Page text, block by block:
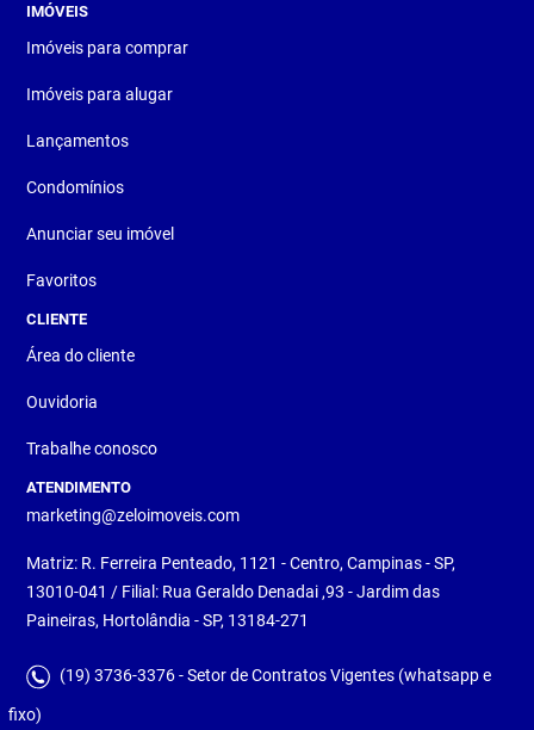
IMÓVEIS
Imóveis para comprar
Imóveis para alugar
Lançamentos
Condomínios
Anunciar seu imóvel
Favoritos
CLIENTE
Área do cliente
Ouvidoria
Trabalhe conosco
ATENDIMENTO
marketing@zeloimoveis.com
Matriz: R. Ferreira Penteado, 1121 - Centro, Campinas - SP,
13010-041 / Filial: Rua Geraldo Denadai ,93 - Jardim das
Paineiras, Hortolândia - SP, 13184-271
(19) 3736-3376 - Setor de Contratos Vigentes (whatsapp e
fixo)